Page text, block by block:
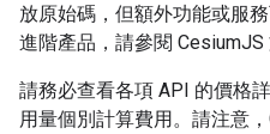
放原始碼，但額外功能或服
進階產品，請參閱 CesiumJS
請務必查看各項 API 的價格
用量個別計算費用。請注意